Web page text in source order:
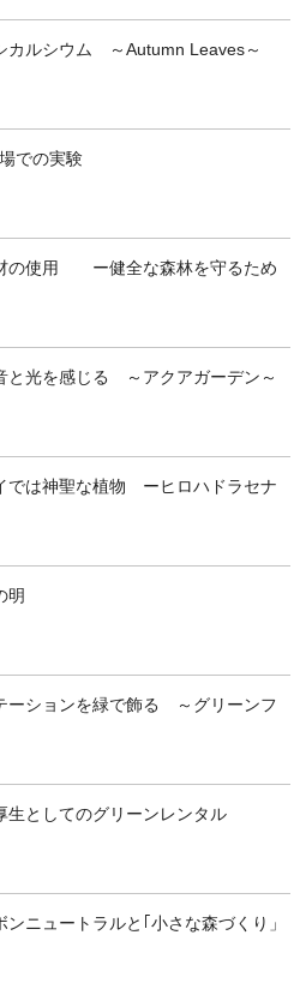
カルシウム ～Autumn Leaves～
での実験
の使用 ー健全な森林を守るため
と光を感じる ～アクアガーデン～
では神聖な植物 ーヒロハドラセナ
明
ーションを緑で飾る ～グリーンフ
生としてのグリーンレンタル
ンニュートラルと｢小さな森づくり」